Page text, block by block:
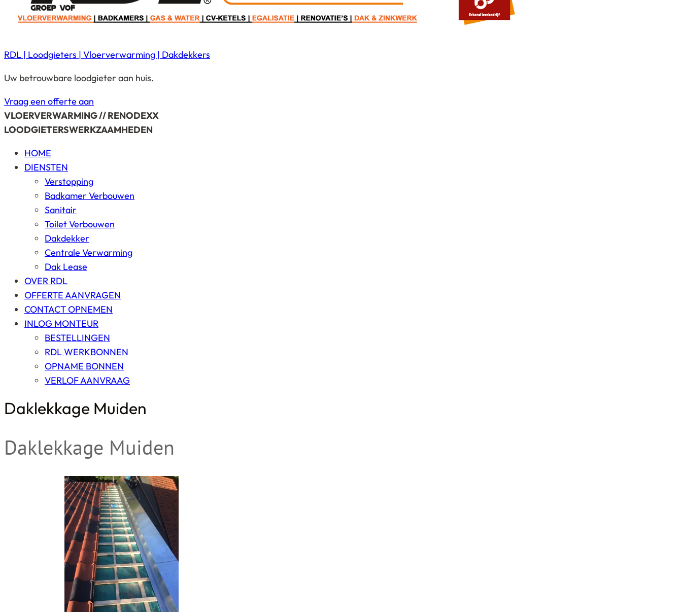
RDL | Loodgieters | Vloerverwarming | Dakdekkers
Uw betrouwbare loodgieter aan huis.
Vraag een offerte aan
VLOERVERWARMING // RENODEXX
LOODGIETERSWERKZAAMHEDEN
HOME
DIENSTEN
Verstopping
Badkamer Verbouwen
Sanitair
Toilet Verbouwen
Dakdekker
Centrale Verwarming
Dak Lease
OVER RDL
OFFERTE AANVRAGEN
CONTACT OPNEMEN
INLOG MONTEUR
BESTELLINGEN
RDL WERKBONNEN
OPNAME BONNEN
VERLOF AANVRAAG
Daklekkage Muiden
Daklekkage Muiden